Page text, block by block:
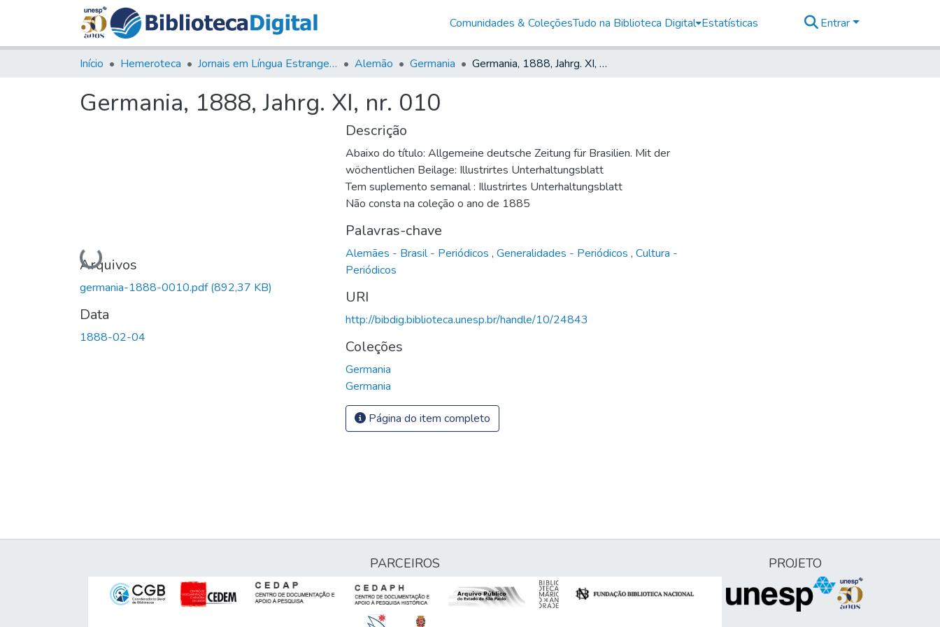
Comunidades & ColeçõesTudo na Biblioteca Digital Estatísticas Entrar
Início Hemeroteca Jornais em Língua Estrangeira Alemão Germania Germania, 1888, Jahrg. XI, nr. 010
Germania, 1888, Jahrg. XI, nr. 010
Carregando...
Arquivos
germania-1888-0010.pdf(892,37 KB)
Data
1888-02-04
Descrição
Abaixo do título: Allgemeine deutsche Zeitung für Brasilien. Mit der
wöchentlichen Beilage: Illustrirtes Unterhaltungsblatt
Tem suplemento semanal : Illustrirtes Unterhaltungsblatt
Não consta na coleção o ano de 1885
Palavras-chave
Alemães - Brasil - Periódicos , Generalidades - Periódicos , Cultura -
Periódicos
URI
http://bibdig.biblioteca.unesp.br/handle/10/24843
Coleções
Germania
Germania
Página do item completo
PARCEIROS PROJETO